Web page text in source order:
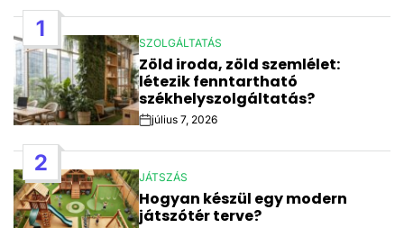
1
POSTED
IN
SZOLGÁLTATÁS
Zöld iroda, zöld szemlélet:
létezik fenntartható
székhelyszolgáltatás?
Postjúlius 7, 2026
2
POSTED
IN
JÁTSZÁS
Hogyan készül egy modern
játszótér terve?